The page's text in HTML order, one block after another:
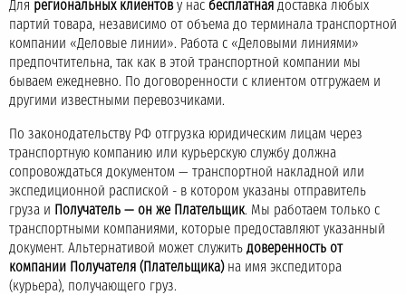
Для региональных клиентову нас бесплатная доставка любых
партий товара, независимо от объема до терминала транспортной
компании «Деловые линии». Работа с «Деловыми линиями»
предпочтительна, так как в этой транспортной компании мы
бываем ежедневно. По договоренности с клиентом отгружаем и
другими известными перевозчиками.
По законодательству РФ отгрузка юридическим лицам через
транспортную компанию или курьерскую службу должна
сопровождаться документом — транспортной накладной или
экспедиционной распиской - в котором указаны отправитель
груза и Получатель — он же Плательщик. Мы работаем только с
транспортными компаниями, которые предоставляют указанный
документ. Альтернативой может служить доверенность от
компании Получателя (Плательщика)на имя экспедитора
(курьера), получающего груз.